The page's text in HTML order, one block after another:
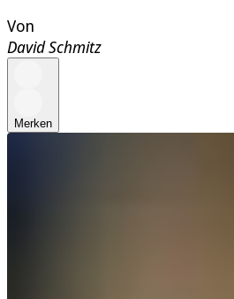
Von
David Schmitz
Merken